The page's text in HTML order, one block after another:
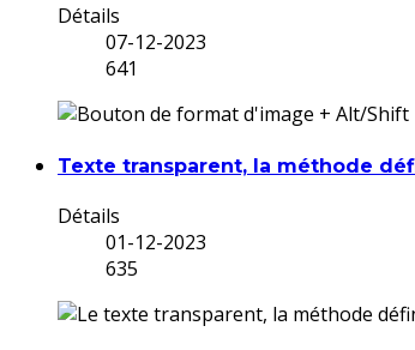
Détails
07-12-2023
641
Texte transparent, la méthode
Détails
01-12-2023
635